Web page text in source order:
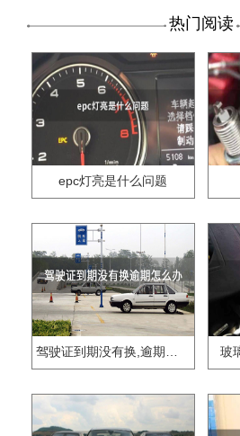
热门阅读
epc灯亮是什么问题
驾驶证到期没有换,逾期怎么办?? 玻